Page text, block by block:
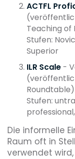
ACTFL
Teaching of
Stufen:
Superior
ILR Scale -
Roundtable)
Stufen:
Die informelle
Raum oft in
verwendet